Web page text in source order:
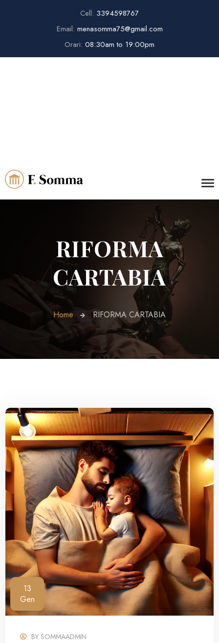
Cell: 3394598767
Email: menasomma75@gmail.com
Orari: 08:30am to 19:00pm
RIFORMA
CARTABIA
Home RIFORMA CARTABIA
13
Gen
BYSOMMAADMIN